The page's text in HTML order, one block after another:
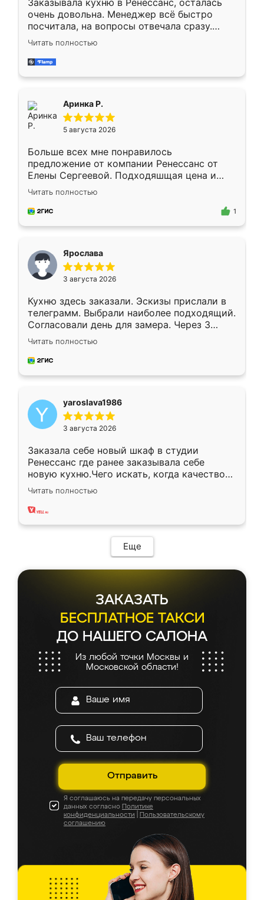
Заказывала кухню в Ренессанс, осталась
очень довольна. Менеджер всё быстро
посчитала, на вопросы отвечала сразу.
Замерщик приехал в субботу, подошёл к
делу со всей ответственностью. Собрали
за день, ребята работали аккуратно, даже
Читать полностью
Аринка Р.
5 августа 2026
Больше всех мне понравилось
предложение от компании Ренессанс от
Елены Сергеевой. Подходяшщая цена и
короткие сроки изготовления. Приехавший
для замера сотрудник Владислав
предложил по моему эскизу самый
Читать полностью
1
Ярослава
3 августа 2026
Кухню здесь заказали. Эскизы прислали в
телеграмм. Выбрали наиболее подходящий.
Согласовали день для замера. Через 3
недели кухня была уже готова. Остались
довольны работой. Спасибо Ренессанс
мебель за качественную работу!
Читать полностью
yaroslava1986
3 августа 2026
Заказала себе новый шкаф в студии
Ренессанс где ранее заказывала себе
новую кухню.Чего искать, когда качеством
вполне довольна. Служит кухня уже почти
два года, нареканий нет.
Читать полностью
Еще
ЗАКАЗАТЬ
БЕСПЛАТНОЕ ТАКСИ
ДО НАШЕГО САЛОНА
Из любой точки Москвы и
Московской области!
Отправить
Я соглашаюсь на передачу персональных
данных согласно Политике
конфиденциальности
Пользовательскому
соглашению